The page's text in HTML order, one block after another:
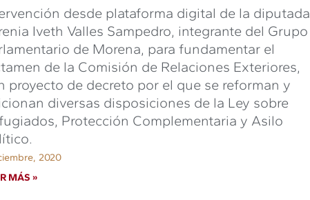
desde plataforma digital de la diputada
Iveth Valles Sampedro, integrante del Grupo
de Morena, para fundamentar el
de la Comisión de Relaciones Exteriores,
proyecto de decreto por el que se reforman y
diversas disposiciones de la Ley sobre
Protección Complementaria y Asilo
2020
MÁS »